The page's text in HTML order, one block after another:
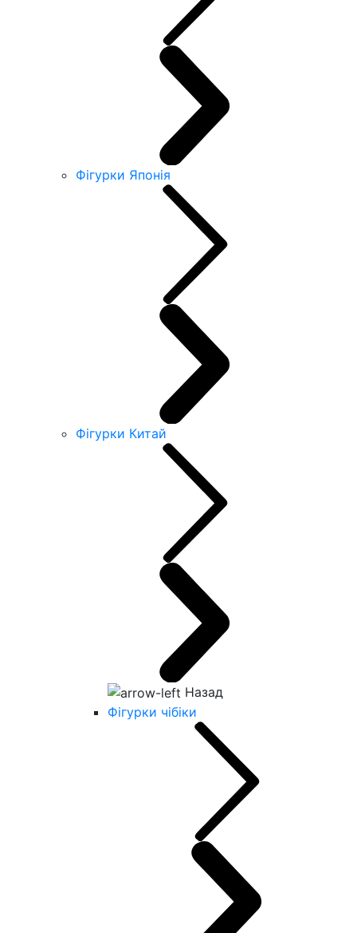
Фігурки Японія
Фігурки Китай
Назад
Фігурки чібіки